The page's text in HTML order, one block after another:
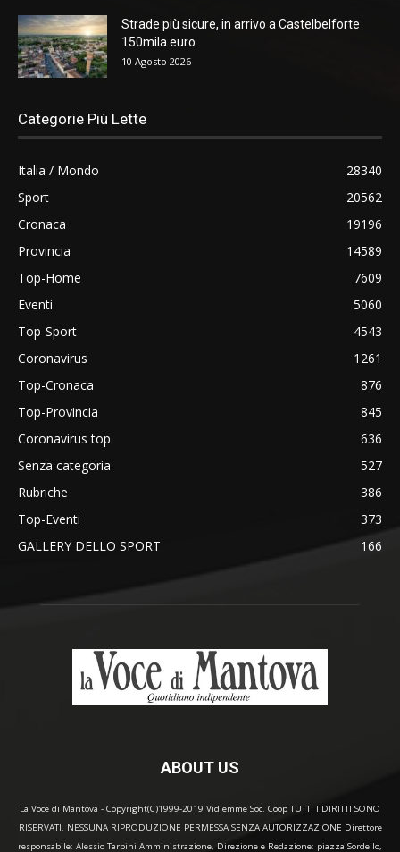
Strade più sicure, in arrivo a Castelbelforte
150mila euro
10 Agosto 2026
Categorie Più Lette
Italia / Mondo
28340
Sport
20562
Cronaca
19196
Provincia
14589
Top-Home
7609
Eventi
5060
Top-Sport
4543
Coronavirus
1261
Top-Cronaca
876
Top-Provincia
845
Coronavirus top
636
Senza categoria
527
Rubriche
386
Top-Eventi
373
GALLERY DELLO SPORT
166
ABOUT US
La Voce di Mantova - Copyright(C)1999-2019 Vidiemme Soc. Coop TUTTI I DIRITTI SONO
RISERVATI. NESSUNA RIPRODUZIONE PERMESSA SENZA AUTORIZZAZIONE Direttore
responsabile: Alessio Tarpini Amministrazione, Direzione e Redazione: piazza Sordello,